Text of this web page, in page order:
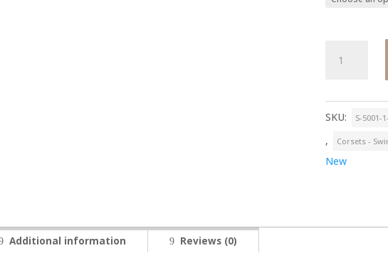
quantity
SKU: S-5001-
, Corsets -
New
Additional information Reviews (0)